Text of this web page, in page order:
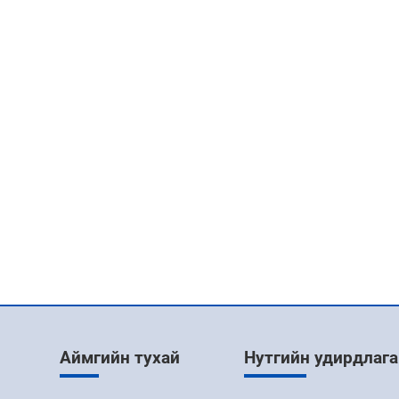
Аймгийн тухай Нутгийн удирдлага